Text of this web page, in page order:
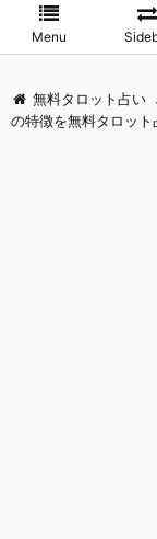
Menu
無料タロット占い
の特徴を無料タロット